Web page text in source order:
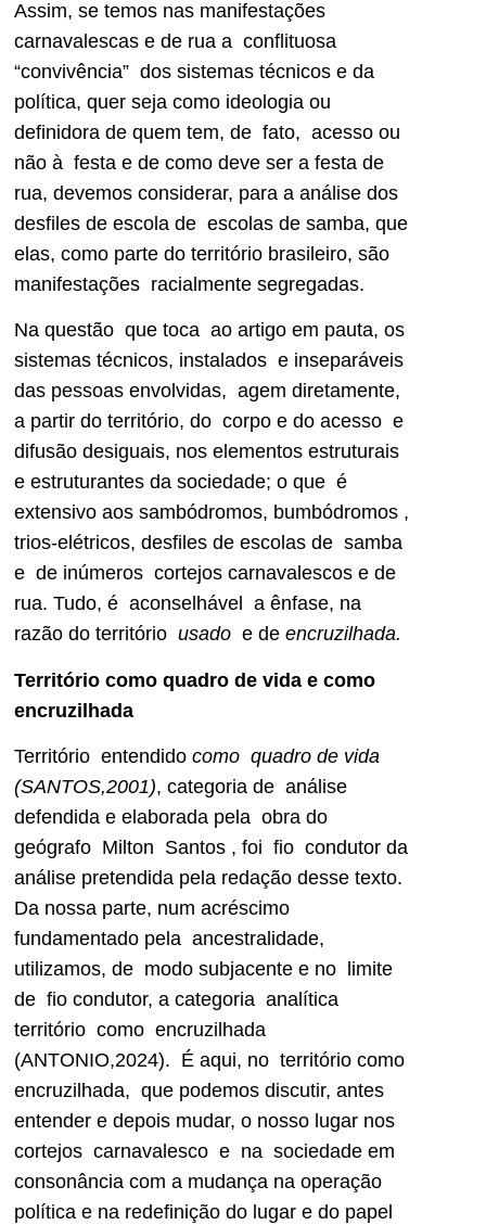
Assim, se temos nas manifestações
carnavalescas e de rua a conflituosa
“convivência” dos sistemas técnicos e da
política, quer seja como ideologia ou
definidora de quem tem, de fato, acesso ou
não à festa e de como deve ser a festa de
rua, devemos considerar, para a análise dos
desfiles de escola de escolas de samba, que
elas, como parte do território brasileiro, são
manifestações racialmente segregadas.
Na questão que toca ao artigo em pauta, os
sistemas técnicos, instalados e inseparáveis
das pessoas envolvidas, agem diretamente,
a partir do território, do corpo e do acesso e
difusão desiguais, nos elementos estruturais
e estruturantes da sociedade; o que é
extensivo aos sambódromos, bumbódromos ,
trios-elétricos, desfiles de escolas de samba
e de inúmeros cortejos carnavalescos e de
rua. Tudo, é aconselhável a ênfase, na
razão do território usado e de encruzilhada.
Território como quadro de vida e como
encruzilhada
Território entendido como quadro de vida
(SANTOS,2001), categoria de análise
defendida e elaborada pela obra do
geógrafo Milton Santos , foi fio condutor da
análise pretendida pela redação desse texto.
Da nossa parte, num acréscimo
fundamentado pela ancestralidade,
utilizamos, de modo subjacente e no limite
de fio condutor, a categoria analítica
território como encruzilhada
(ANTONIO,2024). É aqui, no território como
encruzilhada, que podemos discutir, antes
entender e depois mudar, o nosso lugar nos
cortejos carnavalesco e na sociedade em
consonância com a mudança na operação
política e na redefinição do lugar e do papel